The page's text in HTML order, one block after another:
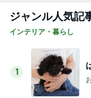
ジャンル人気記
インテリア・暮らし
1